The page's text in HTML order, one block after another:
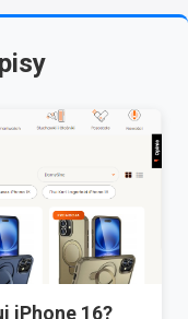
iPhone 16?